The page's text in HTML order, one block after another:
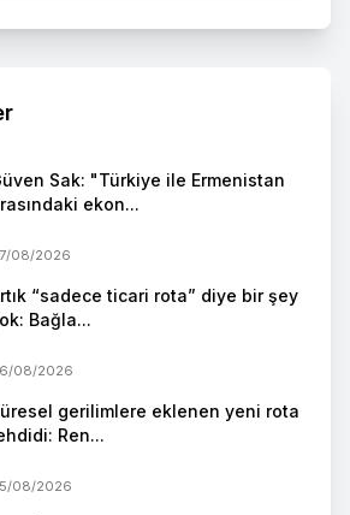
Sak: "Türkiye ile Ermenistan
ekon...
08/2026
“sadece ticari rota” diye bir şey
Bağla...
08/2026
gerilimlere eklenen yeni rota
Ren...
08/2026